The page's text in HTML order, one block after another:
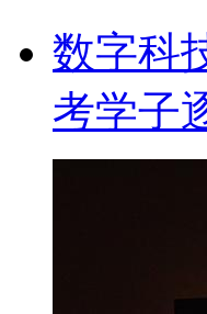
数字科
考学子